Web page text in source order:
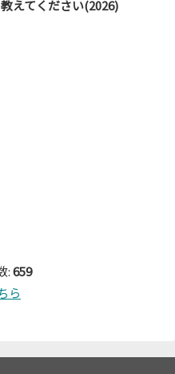
えてください(2026)
:659
ら